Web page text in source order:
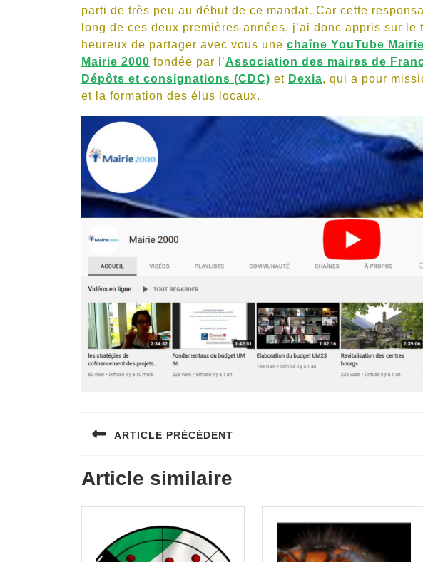
parti de très peu au début de ce mandat. Car cette
long de ces deux premières années, j’ai donc appris sur le
heureux de partager avec vous une chaîne YouTube
Mairie 2000 fondée par l’Association des maires de
Dépôts et consignations (CDC) et Dexia, qui a pour
et la formation des élus locaux.
de
l’article
ARTICLE PRÉCÉDENT
post:
Article similaire